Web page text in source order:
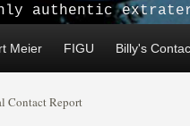
authentic
Meier FIGU Billy's
Contact Report